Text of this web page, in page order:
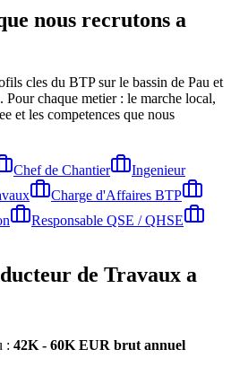
nous recrutons a
cles du BTP sur le bassin de Pau et
. Pour chaque metier : le marche local,
et les competences que nous
Chef de Chantier
Ingenieur
Charge d'Affaires BTP
Responsable QSE / QHSE
de Travaux a
: 42K - 60K EUR brut annuel